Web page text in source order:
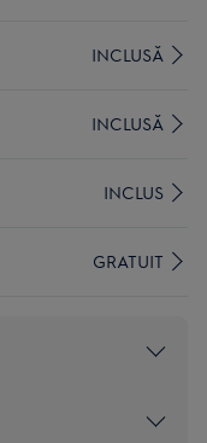
INCLUSĂ
INCLUSĂ
INCLUS
GRATUIT